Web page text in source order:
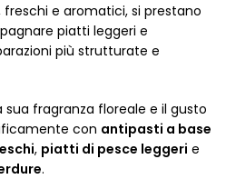
freschi e aromatici, si prestano
piatti leggeri e
più strutturate e
sua fragranza floreale e il gusto
con antipasti a base
, piatti di pesce leggeri e
.